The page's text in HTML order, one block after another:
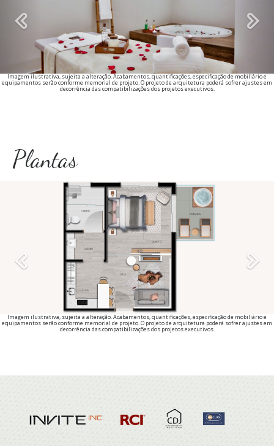
Previous
Imagem ilustrativa, sujeita a alteração. Acabamentos, quantificações, especificação de mobiliário e
equipamentos serão conforme memorial de projeto. O projeto de arquitetura poderá sofrer ajustes em
decorrência das compatibilizações dos projetos executivos.
Plantas
Previous
Imagem ilustrativa, sujeita a alteração. Acabamentos, quantificações, especificação de mobiliário e
equipamentos serão conforme memorial de projeto. O projeto de arquitetura poderá sofrer ajustes em
decorrência das compatibilizações dos projetos executivos.